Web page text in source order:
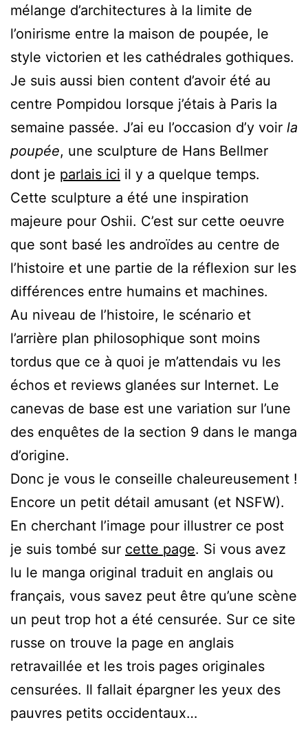
mélange d’architectures à la limite de
l’onirisme entre la maison de poupée, le
style victorien et les cathédrales gothiques.
Je suis aussi bien content d’avoir été au
centre Pompidou lorsque j’étais à Paris la
semaine passée. J’ai eu l’occasion d’y voir la
poupée, une sculpture de Hans Bellmer
dont je parlais ici il y a quelque temps.
Cette sculpture a été une inspiration
majeure pour Oshii. C’est sur cette oeuvre
que sont basé les androïdes au centre de
l’histoire et une partie de la réflexion sur les
différences entre humains et machines.
Au niveau de l’histoire, le scénario et
l’arrière plan philosophique sont moins
tordus que ce à quoi je m’attendais vu les
échos et reviews glanées sur Internet. Le
canevas de base est une variation sur l’une
des enquêtes de la section 9 dans le manga
d’origine.
Donc je vous le conseille chaleureusement !
Encore un petit détail amusant (et NSFW).
En cherchant l’image pour illustrer ce post
je suis tombé sur cette page. Si vous avez
lu le manga original traduit en anglais ou
français, vous savez peut être qu’une scène
un peut trop hot a été censurée. Sur ce site
russe on trouve la page en anglais
retravaillée et les trois pages originales
censurées. Il fallait épargner les yeux des
pauvres petits occidentaux…